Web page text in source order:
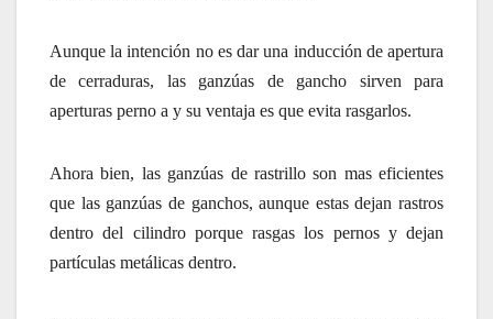
Aunque la intención no es dar una inducción de apertura
de cerraduras, las ganzúas de gancho sirven para
aperturas perno a y su ventaja es que evita rasgarlos.
Ahora bien, las ganzúas de rastrillo son mas eficientes
que las ganzúas de ganchos, aunque estas dejan rastros
dentro del cilindro porque rasgas los pernos y dejan
partículas metálicas dentro.